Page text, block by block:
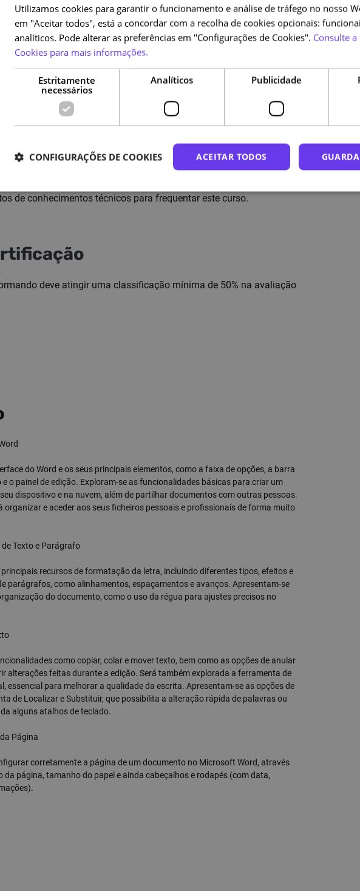
as da AP com email institucional que o associem à conta
independente do email associado.
na conta NAU para efetuar a inscrição, manualmente nos detalhes
do Cidadão.
do Cidadão à conta NAU para emissão do certificado.
do Cidadão à conta NAU é realizada através da Chave Móvel
quer na introdução do curso quer nesta plataforma, em
de conhecimentos técnicos para frequentar este curso.
deve atingir uma classificação mínima de 50% na avaliação
do Word e os seus principais elementos, como a faixa de opções, a barra
o painel de edição. Exploram-se as funcionalidades básicas para criar um
dispositivo e na nuvem, além de partilhar documentos com outras pessoas.
organizar e aceder aos seus ficheiros pessoais e profissionais de forma muito
Texto e Parágrafo
recursos de formatação da letra, incluindo diferentes tipos, efeitos e
parágrafos, como alinhamentos, espaçamentos e avanços. Apresentam-se
do documento, como o uso da régua para ajustes precisos no
como copiar, colar e mover texto, bem como as opções de anular
alterações feitas durante a edição. Será também explorada a ferramenta de
essencial para melhorar a qualidade da escrita. Apresentam-se as opções de
de Localizar e Substituir, que possibilita a alteração rápida de palavras ou
alguns atalhos de teclado.
Página
corretamente a página de um documento no Microsoft Word, através
da página, tamanho do papel e ainda cabeçalhos e rodapés (com data,
Utilizamos cookies para garantir o funcionamento e análise de tráfego no nosso
em "Aceitar todos", está a concordar com a recolha de cookies opcionais:
analíticos. Pode alterar as preferências em "Configurações de Cookies". Consulte
Cookies para mais informações.
Estritamente
necessários
Analíticos Publicidade
ACEITAR TODOS
CONFIGURAÇÕES DE COOKIES